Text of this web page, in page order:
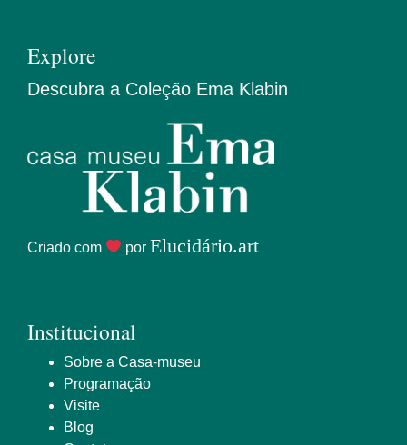
Explore
Descubra a Coleção Ema Klabin
Criado com por Elucidário.art
Institucional
Sobre a Casa-museu
Programação
Visite
Blog